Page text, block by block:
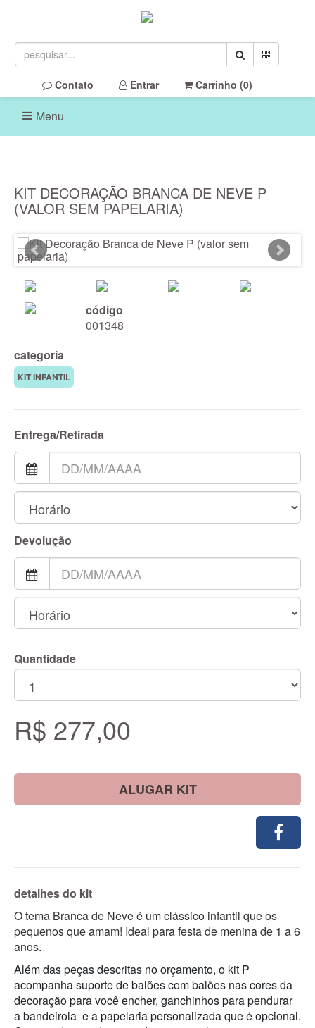
Contato Entrar Carrinho (0)
Menu
KIT DECORAÇÃO BRANCA DE NEVE P
(VALOR SEM PAPELARIA)
código
001348
categoria
KIT INFANTIL
Entrega/Retirada
Devolução
Quantidade
R$ 277,00
ALUGAR KIT
detalhes do kit
O tema Branca de Neve é um clássico infantil que os
pequenos que amam! Ideal para festa de menina de 1 a 6
anos.
Além das peças descritas no orçamento, o kit P
acompanha suporte de balões com balões nas cores da
decoração para você encher, ganchinhos para pendurar
a bandeirola e a papelaria personalizada que é opcional.